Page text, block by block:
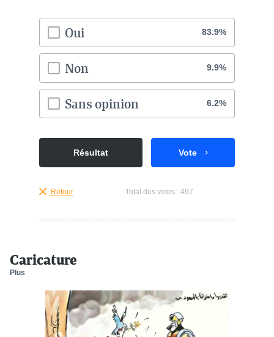
Oui 83.9%
Non 9.9%
Sans opinion 6.2%
Résultat Vote
Retour Total des votes : 497
Caricature
Plus